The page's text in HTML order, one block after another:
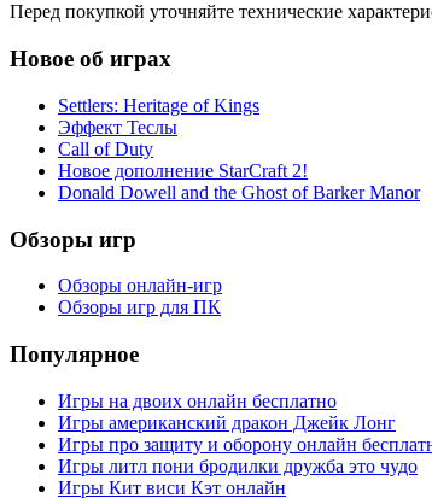
Перед покупкой уточняйте технические
Новое об играх
Settlers: Heritage of Kings
Эффект Теслы
Call of Duty
Новое дополнение StarCraft 2!
Donald Dowell and the Ghost of Barker Manor
Обзоры игр
Обзоры онлайн-игр
Обзоры игр для ПК
Популярное
Игры на двоих онлайн бесплатно
Игры американский дракон Джейк Лонг
Игры про защиту и оборону онлайн
Игры литл пони бродилки дружба это чудо
Игры Кит виси Кэт онлайн